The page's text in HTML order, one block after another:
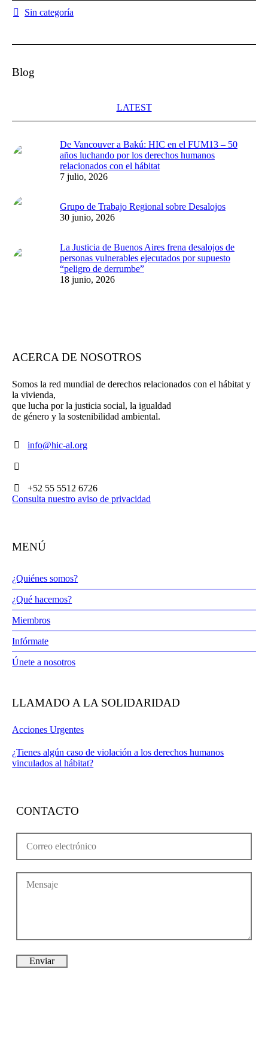
Sin categoría
Blog
LATEST
De Vancouver a Bakú: HIC en el FUM13 – 50
años luchando por los derechos humanos
relacionados con el hábitat
7 julio, 2026
Grupo de Trabajo Regional sobre Desalojos
30 junio, 2026
La Justicia de Buenos Aires frena desalojos de
personas vulnerables ejecutados por supuesto
“peligro de derrumbe”
18 junio, 2026
ACERCA DE NOSOTROS
Somos la red mundial de derechos relacionados con el hábitat y
la vivienda,
que lucha por la justicia social, la igualdad
de género y la sostenibilidad ambiental.
info@hic-al.org
+52 55 5512 6726
Consulta nuestro aviso de privacidad
MENÚ
¿Quiénes somos?
¿Qué hacemos?
Miembros
Infórmate
Únete a nosotros
LLAMADO A LA SOLIDARIDAD
Acciones Urgentes
¿Tienes algún caso de violación a los derechos humanos
vinculados al hábitat?
CONTACTO
Enviar